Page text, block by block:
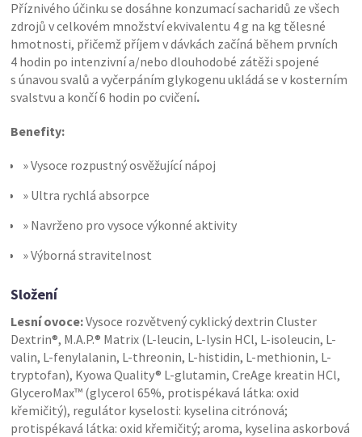
Příznivého účinku se dosáhne konzumací sacharidů ze všech
zdrojů v celkovém množství ekvivalentu 4 g na kg tělesné
hmotnosti, přičemž příjem v dávkách začíná během prvních
4 hodin po intenzivní a/nebo dlouhodobé zátěži spojené
s únavou svalů a vyčerpáním glykogenu ukládá se v kosterním
svalstvu a končí 6 hodin po cvičení.
Benefity:
» Vysoce rozpustný osvěžující nápoj
» Ultra rychlá absorpce
» Navrženo pro vysoce výkonné aktivity
» Výborná stravitelnost
Složení
Lesní ovoce:Vysoce rozvětvený cyklický dextrin Cluster
Dextrin®, M.A.P.® Matrix (L-leucin, L-lysin HCl, L-isoleucin, L-
valin, L-fenylalanin, L-threonin, L-histidin, L-methionin, L-
tryptofan), Kyowa Quality® L-glutamin, CreAge kreatin HCl,
GlyceroMax™ (glycerol 65%, protispékavá látka: oxid
křemičitý), regulátor kyselosti: kyselina citrónová;
protispékavá látka: oxid křemičitý; aroma, kyselina askorbová